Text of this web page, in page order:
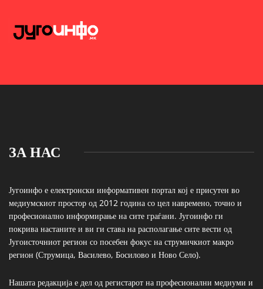
ЗА НАС
Југоинфо е електронски информативен портал кој е присутен во
медиумскиот простор од 2012 година со цел навремено, точно и
професионално информирање на сите граѓани. Југоинфо ги
покрива настаните и ви ги става на располагање сите вести од
Југоисточниот регион со посебен фокус на струмичкиот макро
регион (Струмица, Василево, Босилово и Ново Село).
Нашата редакција е дел од регистарот на професионални медиуми и